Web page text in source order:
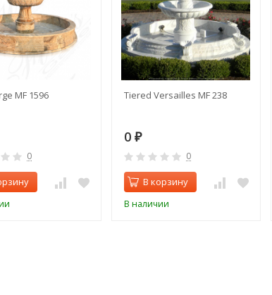
MF 1596
0
Tiered Versailles MF 238
0 ₽
0
В корзину
В наличии